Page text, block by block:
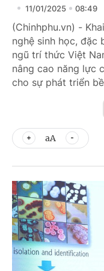
11/01/2025 08:49
(Chinhphu.vn) -
nghệ sinh học, đặc
ngũ trí thức Việt
nâng cao năng lực
cho sự phát triển
aA